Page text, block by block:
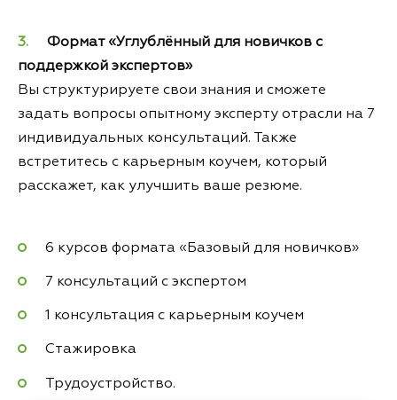
Формат «Углублённый для новичков с
поддержкой экспертов»
Вы структурируете свои знания и сможете
задать вопросы опытному эксперту отрасли на 7
индивидуальных консультаций. Также
встретитесь с карьерным коучем, который
расскажет, как улучшить ваше резюме.
6 курсов формата «Базовый для новичков»
7 консультаций с экспертом
1 консультация с карьерным коучем
Стажировка
Трудоустройство.